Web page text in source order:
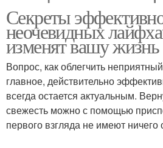
Секреты
неочевидных
изменят вашу жизнь
Вопрос, как облегчить
главное, действительно
всегда остается актуальным.
свежесть можно с помощью
первого взгляда не имеют ничего